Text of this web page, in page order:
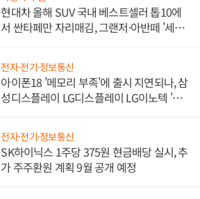
현대차 올해 SUV 국내 베스트셀러 톱10에
서 싼타페만 자리매김, 그랜저·아반떼 '세단
전자·전기·정보통신
아이폰18 '메모리 부족'에 출시 지연되나, 삼
성디스플레이 LG디스플레이 LG이노텍 '탈
전자·전기·정보통신
SK하이닉스 1주당 375원 현금배당 실시, 추
가 주주환원 계획 9월 공개 예정